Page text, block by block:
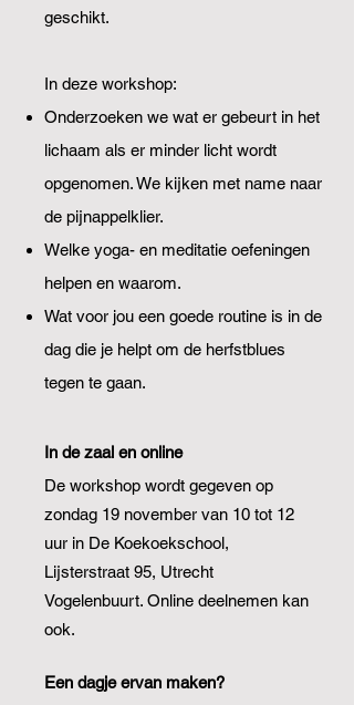
geschikt.
In deze workshop:
Onderzoeken we wat er gebeurt in het
lichaam als er minder licht wordt
opgenomen. We kijken met name naar
de pijnappelklier.
Welke yoga- en meditatie oefeningen
helpen en waarom.
Wat voor jou een goede routine is in de
dag die je helpt om de herfstblues
tegen te gaan.
In de zaal en online
De workshop wordt gegeven op
zondag 19 november van 10 tot 12
uur in De Koekoekschool,
Lijsterstraat 95, Utrecht
Vogelenbuurt. Online deelnemen kan
ook.
Een dagje ervan maken?